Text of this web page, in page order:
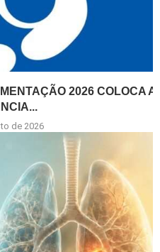
2026 COLOCA A
de 2026